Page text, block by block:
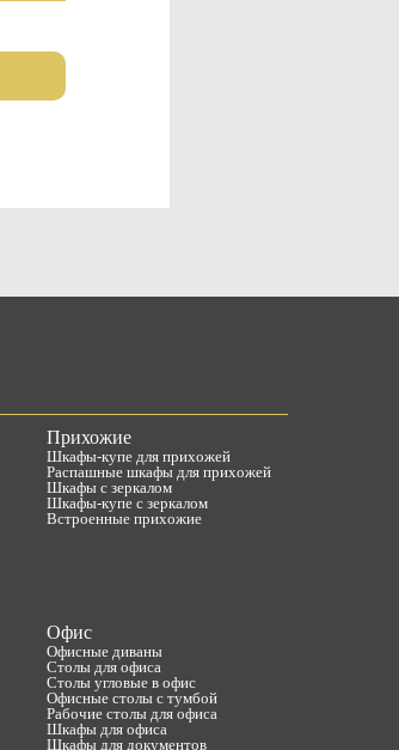
Прихожие
Шкафы-купе для прихожей
Распашные шкафы для прихожей
Шкафы с зеркалом
Шкафы-купе с зеркалом
Встроенные прихожие
Офис
Офисные диваны
Столы для офиса
Столы угловые в офис
Офисные столы с тумбой
Рабочие столы для офиса
Шкафы для офиса
Шкафы для документов